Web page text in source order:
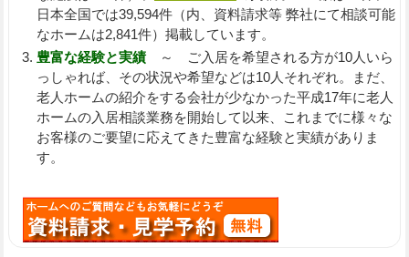
日本全国では39,594件（内、資料請求等 弊社にて相談可能
なホームは2,841件）掲載しています。
豊富な経験と実績～ ご入居を希望される方が10人いら
っしゃれば、その状況や希望などは10人それぞれ。まだ、
老人ホームの紹介をする会社が少なかった平成17年に老人
ホームの入居相談業務を開始して以来、これまでに様々な
お客様のご要望に応えてきた豊富な経験と実績がありま
す。